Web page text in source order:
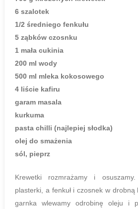
6 szalotek
1/2 średniego fenkułu
5 ząbków czosnku
1 mała cukinia
200 ml wody
500 ml mleka kokosowego
4 liście kafiru
garam masala
kurkuma
pasta chilli (najlepiej słodka)
olej do smażenia
sól, pieprz
Krewetki rozmrażamy i
plasterki, a fenkuł i czosnek w drobną
garnka wlewamy odrobinę oleju i